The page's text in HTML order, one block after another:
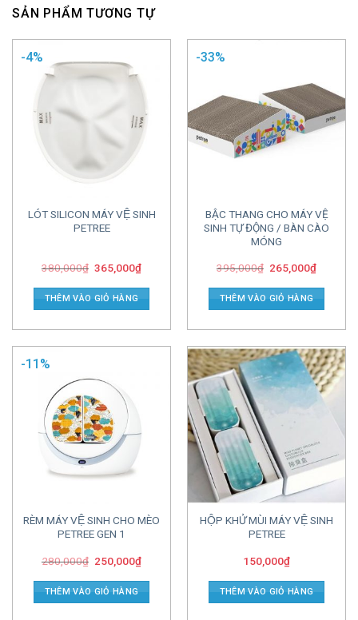
SẢN PHẨM TƯƠNG TỰ
-4%
LÓT SILICON MÁY VỆ SINH
PETREE
380,000₫ 365,000₫
THÊM VÀO GIỎ HÀNG
-33%
BẬC THANG CHO MÁY VỆ
SINH TỰ ĐỘNG / BÀN CÀO
MÓNG
395,000₫ 265,000₫
THÊM VÀO GIỎ HÀNG
-11%
RÈM MÁY VỆ SINH CHO MÈO
PETREE GEN 1
280,000₫ 250,000₫
THÊM VÀO GIỎ HÀNG
HỘP KHỬ MÙI MÁY VỆ SINH
PETREE
150,000₫
THÊM VÀO GIỎ HÀNG